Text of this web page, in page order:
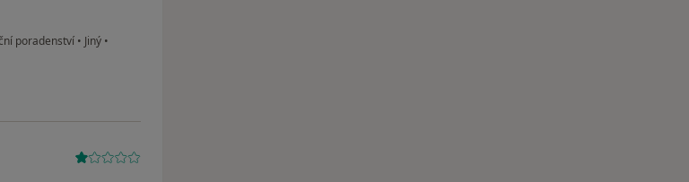
poradenství • Jiný •